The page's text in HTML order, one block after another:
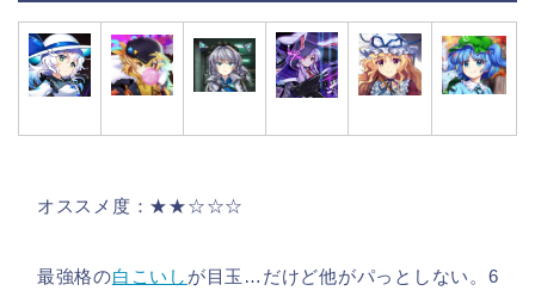
オススメ度：★★☆☆☆
最強格の白こいし が目玉…だけど他がパっとしない。6